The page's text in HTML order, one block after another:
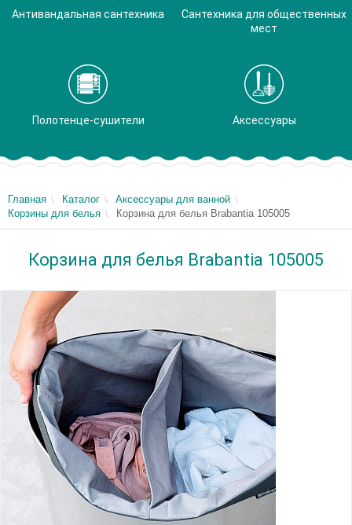
Антивандальная сантехника
Сантехника для общественных
мест
Полотенце-сушители Аксессуары
Главная Каталог
Аксессуары для ванной
Корзины для белья
Корзина для белья Brabantia 105005
Корзина для белья Brabantia 105005